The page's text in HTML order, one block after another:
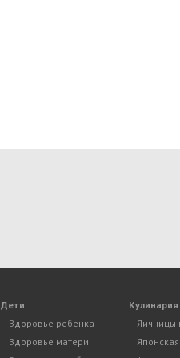
Дети
Здоровье ребенка
Здоровье матери
Кулинария
Яичницы
Японская